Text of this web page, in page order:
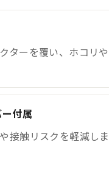
ターを覆い、ホコリ
付属
接触リスクを軽減しま